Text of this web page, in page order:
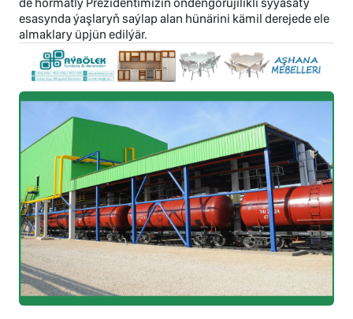
esasynda ýaşlaryň saýlap alan hünärini kämil derejede ele
almaklary üpjün edilýär.